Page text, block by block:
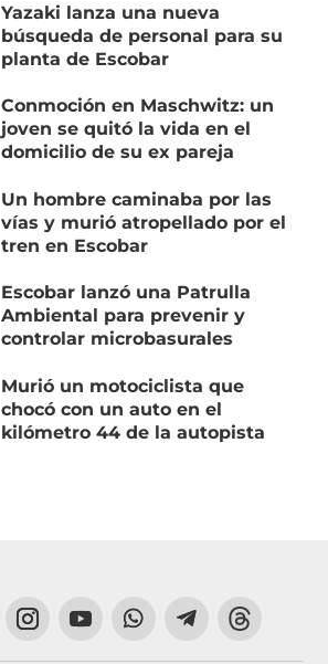
Yazaki lanza una nueva
búsqueda de personal para su
planta de Escobar
Conmoción en Maschwitz: un
joven se quitó la vida en el
domicilio de su ex pareja
Un hombre caminaba por las
vías y murió atropellado por el
tren en Escobar
Escobar lanzó una Patrulla
Ambiental para prevenir y
controlar microbasurales
Murió un motociclista que
chocó con un auto en el
kilómetro 44 de la autopista